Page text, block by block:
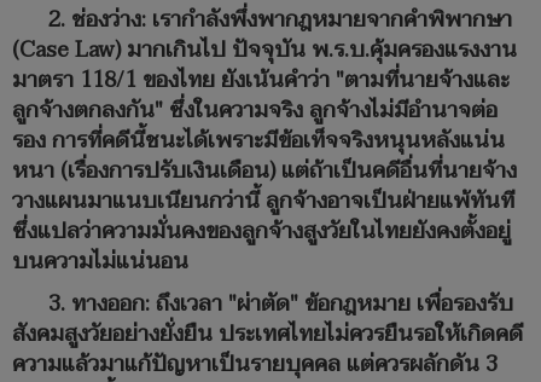
2. ช่องว่าง: เรากำลังพึ่งพากฎหมายจากคำพิพากษา
(Case Law) มากเกินไป ปัจจุบัน พ.ร.บ.คุ้มครองแรงงาน
มาตรา 118/1 ของไทย ยังเน้นคำว่า "ตามที่นายจ้างและ
ลูกจ้างตกลงกัน" ซึ่งในความจริง ลูกจ้างไม่มีอำนาจต่อ
รอง การที่คดีนี้ชนะได้เพราะมีข้อเท็จจริงหนุนหลังแน่น
หนา (เรื่องการปรับเงินเดือน) แต่ถ้าเป็นคดีอื่นที่นายจ้าง
วางแผนมาแนบเนียนกว่านี้ ลูกจ้างอาจเป็นฝ่ายแพ้ทันที
ซึ่งแปลว่าความมั่นคงของลูกจ้างสูงวัยในไทยยังคงตั้งอยู่
บนความไม่แน่นอน
3. ทางออก: ถึงเวลา "ผ่าตัด" ข้อกฎหมาย เพื่อรองรับ
สังคมสูงวัยอย่างยั่งยืน ประเทศไทยไม่ควรยืนรอให้เกิดคดี
ความแล้วมาแก้ปัญหาเป็นรายบุคคล แต่ควรผลักดัน 3